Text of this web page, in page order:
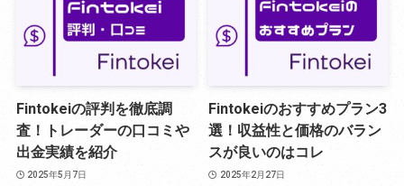
Fintokeiの評判を徹底調
査！トレーダーの口コミや
出金実績を紹介
2025年5月7日
Fintokeiのおすすめプラン3
選！収益性と価格のバラン
スが良いのはコレ
2025年2月27日